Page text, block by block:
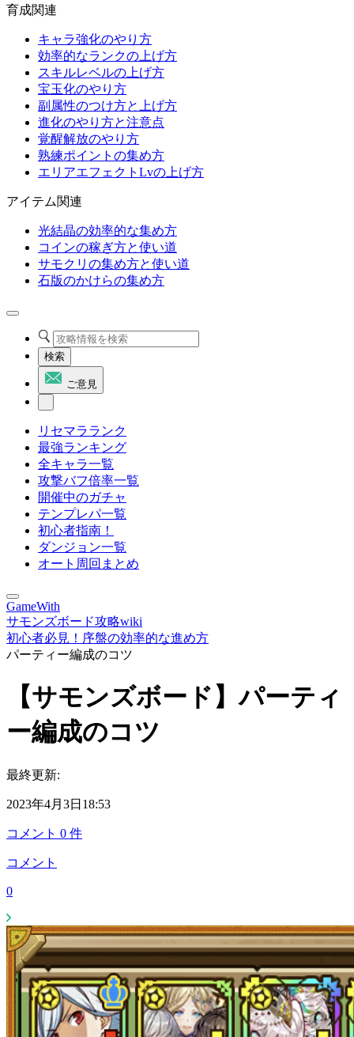
育成関連
キャラ強化のやり方
効率的なランクの上げ方
スキルレベルの上げ方
宝玉化のやり方
副属性のつけ方と上げ方
進化のやり方と注意点
覚醒解放のやり方
熟練ポイントの集め方
エリアエフェクトLvの上げ方
アイテム関連
光結晶の効率的な集め方
コインの稼ぎ方と使い道
サモクリの集め方と使い道
石版のかけらの集め方
検索
ご意見
リセマラランク
最強ランキング
全キャラ一覧
攻撃バフ倍率一覧
開催中のガチャ
テンプレパ一覧
初心者指南！
ダンジョン一覧
オート周回まとめ
GameWith
サモンズボード攻略wiki
初心者必見！序盤の効率的な進め方
パーティー編成のコツ
【サモンズボード】パーティ
ー編成のコツ
最終更新:
2023年4月3日18:53
コメント 0 件
コメント
0